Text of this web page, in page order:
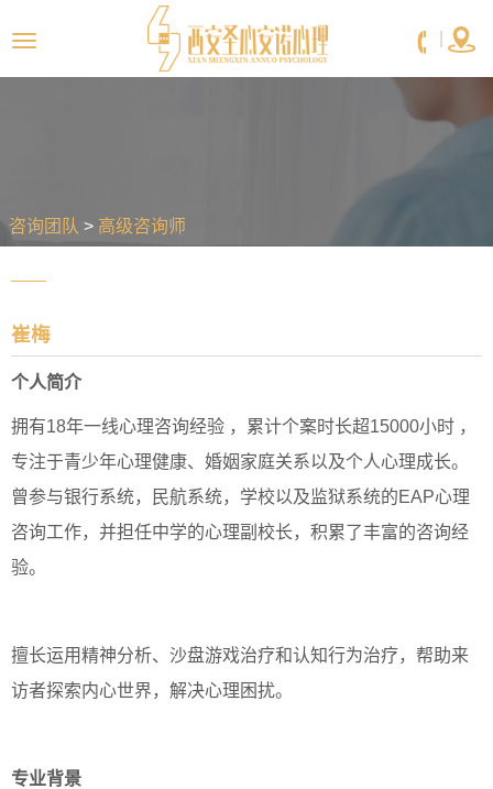
 
咨询团队 > 高级咨询师
崔梅
个人简介
拥有18年一线心理咨询经验 ，累计个案时长超15000小时 ，
专注于青少年心理健康、婚姻家庭关系以及个人心理成长。
曾参与银行系统，民航系统，学校以及监狱系统的EAP心理
咨询工作，并担任中学的心理副校长，积累了丰富的咨询经
验。
擅长运用精神分析、沙盘游戏治疗和认知行为治疗，帮助来
访者探索内心世界，解决心理困扰。
专业背景